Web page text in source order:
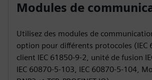
Modules de
Utilisez des modules de
option pour différents protocoles (IEC
client IEC 61850-9-2, unité de fusion
IEC 60870-5-103, IEC 60870-5-104,